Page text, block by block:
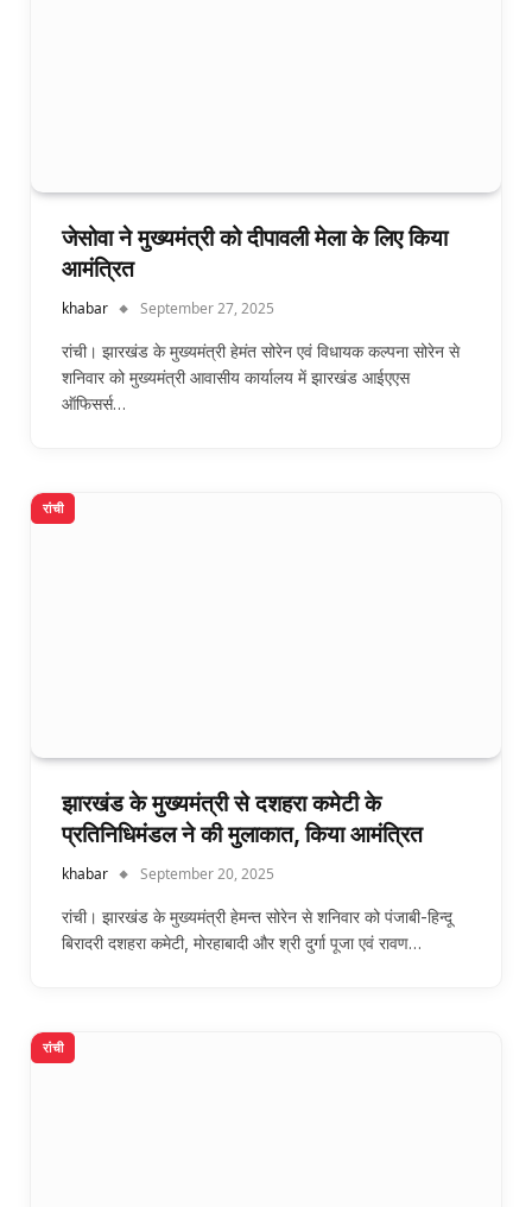
जेसोवा ने मुख्यमंत्री को दीपावली मेला के लिए किया
आमंत्रित
khabar September 27, 2025
रांची। झारखंड के मुख्यमंत्री हेमंत सोरेन एवं विधायक कल्पना सोरेन से
शनिवार को मुख्यमंत्री आवासीय कार्यालय में झारखंड आईएएस
ऑफिसर्स…
रांची
झारखंड के मुख्यमंत्री से दशहरा कमेटी के
प्रतिनिधिमंडल ने की मुलाकात, किया आमंत्रित
khabar September 20, 2025
रांची। झारखंड के मुख्यमंत्री हेमन्त सोरेन से शनिवार को पंजाबी-हिन्दू
बिरादरी दशहरा कमेटी, मोरहाबादी और श्री दुर्गा पूजा एवं रावण…
रांची